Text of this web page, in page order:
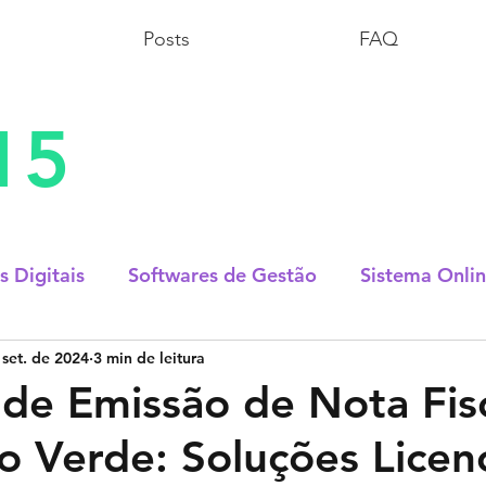
Posts FAQ
Digitais Softwares de Gestão Sistema
& Séries Dúvidas Fiscais
Datas Comemorativas Tecnologia
Emissão de Nota
Verde: Soluções
de 2024 3 min de leitura